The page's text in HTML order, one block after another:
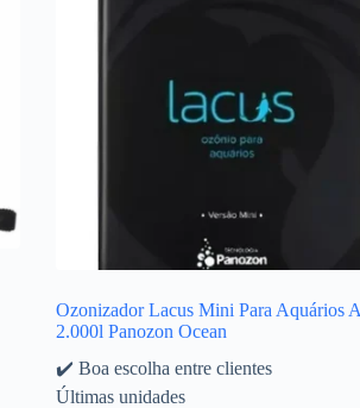
Ozonizador Lacus Mini Para Aquários
2.000l Panozon Ocean
✔️ Boa escolha entre clientes
Últimas unidades